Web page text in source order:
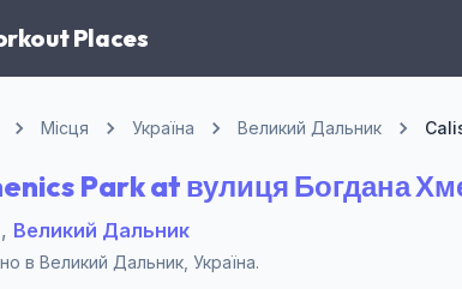
Places
Місця Україна Великий Дальник
Park at вулиця Богдана
, Великий Дальник
в Великий Дальник Україна.